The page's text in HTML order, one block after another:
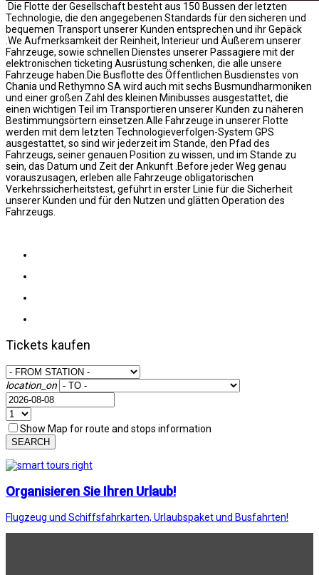
Die Flotte der Gesellschaft besteht aus 150 Bussen der letzten
Technologie, die den angegebenen Standards für den sicheren und
bequemen Transport unserer Kunden entsprechen und ihr Gepäck
.We Aufmerksamkeit der Reinheit, Interieur und Äußerem unserer
Fahrzeuge, sowie schnellen Dienstes unserer Passagiere mit der
elektronischen ticketing Ausrüstung schenken, die alle unsere
Fahrzeuge haben.Die Busflotte des Öffentlichen Busdienstes von
Chania und Rethymno SA wird auch mit sechs Busmundharmoniken
und einer großen Zahl des kleinen Minibusses ausgestattet, die
einen wichtigen Teil im Transportieren unserer Kunden zu näheren
Bestimmungsörtern einsetzen.Alle Fahrzeuge in unserer Flotte
werden mit dem letzten Technologieverfolgen-System GPS
ausgestattet, so sind wir jederzeit im Stande, den Pfad des
Fahrzeugs, seiner genauen Position zu wissen, und im Stande zu
sein, das Datum und Zeit der Ankunft .Before jeder Weg genau
vorauszusagen, erleben alle Fahrzeuge obligatorischen
Verkehrssicherheitstest, geführt in erster Linie für die Sicherheit
unserer Kunden und für den Nutzen und glätten Operation des
Fahrzeugs.
Tickets kaufen
location_on
Show Map for route and stops information
SEARCH
Organisieren Sie Ihren Urlaub!
Flugzeug und Schiffsfahrkarten, Urlaubspaket und Busfahrten!